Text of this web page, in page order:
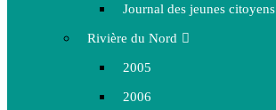
Journal des jeunes citoyens
Rivière du Nord
2005
2006